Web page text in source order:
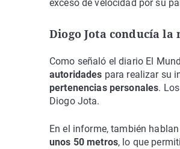
exceso de velocidad por su
Diogo Jota conducía
Como señaló el diario El
autoridades para realizar su
pertenencias personales.
Diogo Jota.
En el informe, también
unos 50 metros, lo que